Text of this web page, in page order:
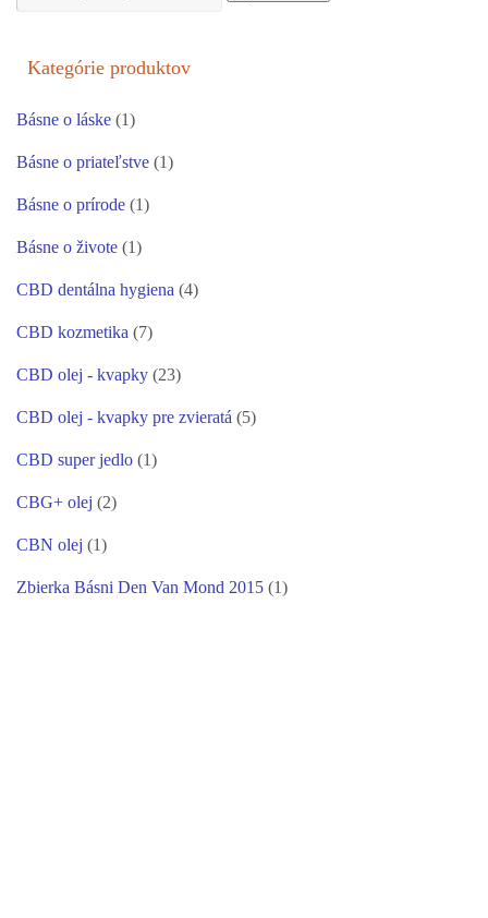
Kategórie produktov
Básne o láske (1)
Básne o priateľstve (1)
Básne o prírode (1)
Básne o živote (1)
CBD dentálna hygiena (4)
CBD kozmetika (7)
CBD olej - kvapky (23)
CBD olej - kvapky pre zvieratá (5)
CBD super jedlo (1)
CBG+ olej (2)
CBN olej (1)
Zbierka Básni Den Van Mond 2015 (1)